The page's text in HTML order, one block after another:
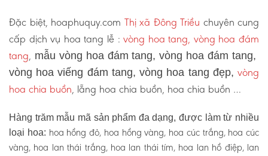
Đặc biệt, hoaphuquy.com Thị xã Đông Triều chuyên cung
cấp dịch vụ hoa tang lễ :vòng hoa tang, vòng hoa đám
tang, mẫu vòng hoa đám tang, vòng hoa đám tang,
vòng hoa viếng đám tang, vòng hoa tang đẹp, vòng
hoa chia buồn, lẵng hoa chia buồn, hoa chia buồn …
Hàng trăm mẫu mã sản phẩm đa dạng, được làm từ nhiều
loại hoa: hoa hồng đỏ, hoa hồng vàng, hoa cúc trắng, hoa cúc
vàng, hoa lan thái trắng, hoa lan thái tím, hoa lan hồ điệp, lan